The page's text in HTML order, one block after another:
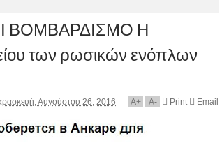
ΒΟΜΒΑΡΔΙΣΜΟ Η
των ρωσικών ενόπλων
Αυγούστου 26, 2016 A+ A- Print Email